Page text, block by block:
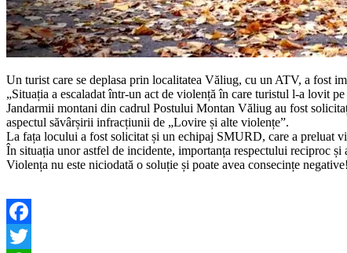
Un turist care se deplasa prin localitatea Văliug, cu un ATV, a fost
„Situația a escaladat într-un act de violență în care turistul l-a lovit
Jandarmii montani din cadrul Postului Montan Văliug au fost
aspectul săvârșirii infracțiunii de „Lovire și alte violențe”.
La fața locului a fost solicitat și un echipaj SMURD, care a preluat
În situația unor astfel de incidente, importanța respectului reciproc
Violența nu este niciodată o soluție și poate avea consecințe
Facebook